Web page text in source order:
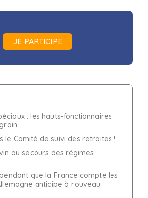
JE PARTICIPE
: les hauts-fonctionnaires
le Comité de suivi des retraites !
au secours des régimes
que la France compte les
anticipe à nouveau